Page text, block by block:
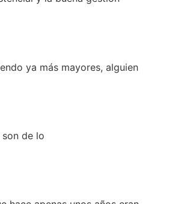
ya más mayores, alguien
de lo